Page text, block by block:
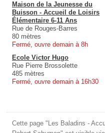
Maison de la Jeunesse du
Buisson - Accueil de Loisirs
Élémentaire 6-11 Ans
Rue de Rouges-Barres
80 mètres
Fermé, ouvre demain à 8h
Ecole Victor Hugo
Rue Pierre Brossolette
485 mètres
Fermé, ouvre demain à 16h30
Cette page "Les Baladins -